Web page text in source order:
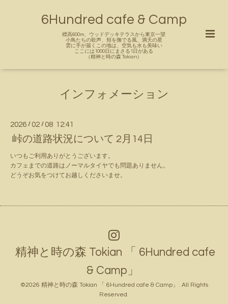
6Hundred cafe & Camp
標高600m、ウッドデッキテラスから東京一望
小鳥たちの歌声、頬を撫でる風、満天の星
雲に手が届くこの地は、空気も水も美味い
ここには1000日にまさる1日がある
（精神と時の森 Tokian）
インフォメーション
2026 / 02 / 08 12:41
峠の道路状況について 2月14日
いつもご利用ありがとうございます。
カフェまでの道路はノーマルタイヤでも問題ありません。
どうぞお気をつけてお越しくださいませ。
精神と時の森 Tokian 「 6Hundred cafe
& Camp」
©2026 精神と時の森 Tokian 「 6Hundred cafe & Camp」
. All Rights
Reserved.